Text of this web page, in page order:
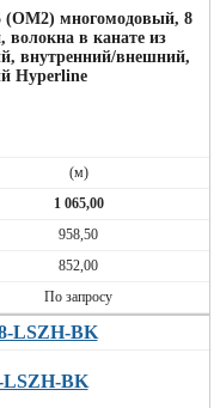
(OM2) многомодовый, 8
в канате из
внутренний/внешний,
Hyperline
(м)
1 065,00
958,50
852,00
По запросу
LSZH-BK